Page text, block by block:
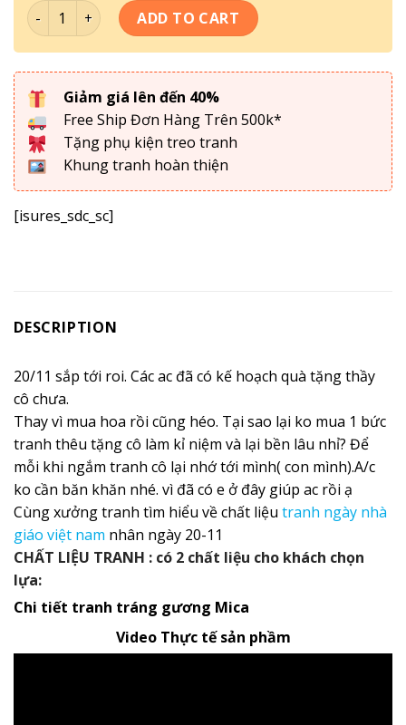
Tranh Thầy Cô 20-11-034 quantity
ADD TO CART
Giảm giá lên đến 40%
Free Ship Đơn Hàng Trên 500k*
Tặng phụ kiện treo tranh
Khung tranh hoàn thiện
[isures_sdc_sc]
DESCRIPTION
20/11 sắp tới roi. Các ac đã có kế hoạch quà tặng thầy
cô chưa.
Thay vì mua hoa rồi cũng héo. Tại sao lại ko mua 1 bức
tranh thêu tặng cô làm kỉ niệm và lại bền lâu nhỉ? Để
mỗi khi ngắm tranh cô lại nhớ tới mình( con mình).A/c
ko cần băn khăn nhé. vì đã có e ở đây giúp ac rồi ạ
Cùng xưởng tranh tìm hiểu về chất liệu tranh ngày nhà
giáo việt nam nhân ngày 20-11
CHẤT LIỆU TRANH : có 2 chất liệu cho khách chọn
lựa:
Chi tiết tranh tráng gương Mica
Video Thực tế sản phầm